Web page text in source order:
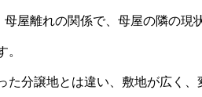
屋離れの関係で、母屋の隣の現
。
た分譲地とは違い、敷地が広く、